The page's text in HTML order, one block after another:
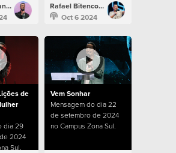
Raphael Galante
Rafael Bitencourt
Oct 6 2024
de
dia 29
2024
Sul.
Vem Sonhar
Mensagem do dia 22
de setembro de 2024
no Campus Zona Sul.